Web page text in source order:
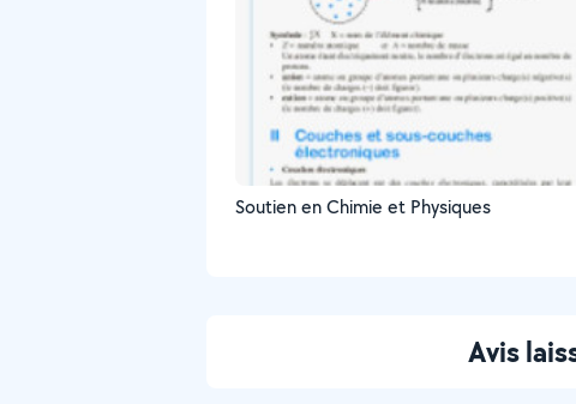
Soutien en Chimie et Physiques
Avis